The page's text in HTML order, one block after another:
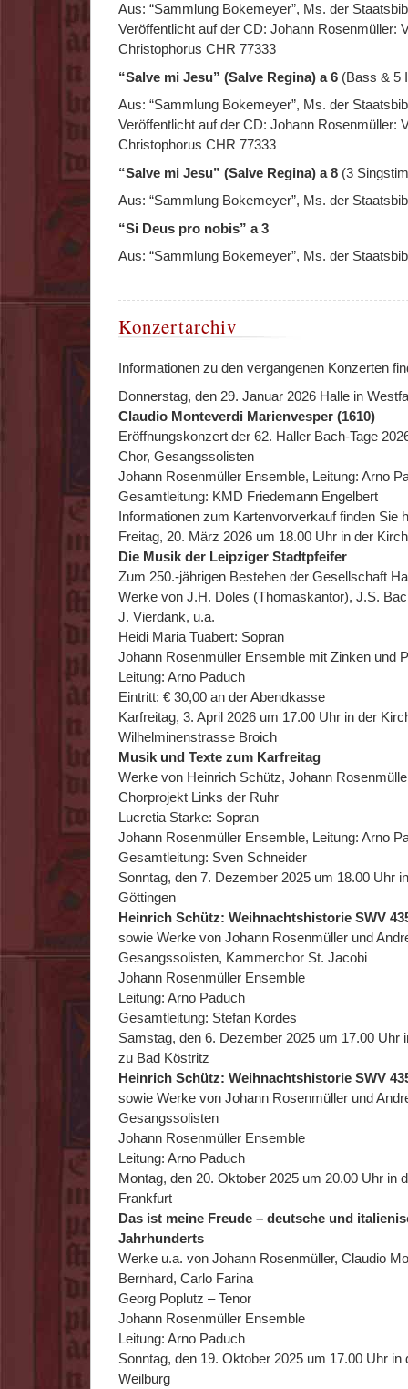
Aus: “Sammlung Bokemeyer”, Ms. der
Veröffentlicht auf der CD: Johann Rosenmüller:
Christophorus CHR 77333
“Salve mi Jesu” (Salve Regina) a 6 (Bass & 5
Aus: “Sammlung Bokemeyer”, Ms. der
Veröffentlicht auf der CD: Johann Rosenmüller:
Christophorus CHR 77333
“Salve mi Jesu” (Salve Regina) a 8 (3
Aus: “Sammlung Bokemeyer”, Ms. der
“Si Deus pro nobis” a 3
Aus: “Sammlung Bokemeyer”, Ms. der
Konzertarchiv
Informationen zu den vergangenen Konzerten
Donnerstag, den 29. Januar 2026 Halle in
Claudio Monteverdi Marienvesper (1610)
Eröffnungskonzert der 62. Haller Bach-Tage
Chor, Gesangssolisten
Johann Rosenmüller Ensemble, Leitung: Arno
Gesamtleitung: KMD Friedemann Engelbert
Informationen zum Kartenvorverkauf finden Sie
Freitag, 20. März 2026 um 18.00 Uhr in der
Die Musik der Leipziger Stadtpfeifer
Zum 250.-jährigen Bestehen der Gesellschaft
Werke von J.H. Doles (Thomaskantor), J.S.
J. Vierdank, u.a.
Heidi Maria Tuabert: Sopran
Johann Rosenmüller Ensemble mit Zinken und
Leitung: Arno Paduch
Eintritt: € 30,00 an der Abendkasse
Karfreitag, 3. April 2026 um 17.00 Uhr in der
Wilhelminenstrasse Broich
Musik und Texte zum Karfreitag
Werke von Heinrich Schütz, Johann
Chorprojekt Links der Ruhr
Lucretia Starke: Sopran
Johann Rosenmüller Ensemble, Leitung: Arno
Gesamtleitung: Sven Schneider
Sonntag, den 7. Dezember 2025 um 18.00 Uhr
Göttingen
Heinrich Schütz: Weihnachtshistorie SWV
sowie Werke von Johann Rosenmüller und
Gesangssolisten, Kammerchor St. Jacobi
Johann Rosenmüller Ensemble
Leitung: Arno Paduch
Gesamtleitung: Stefan Kordes
Samstag, den 6. Dezember 2025 um 17.00 Uhr
zu Bad Köstritz
Heinrich Schütz: Weihnachtshistorie SWV
sowie Werke von Johann Rosenmüller und
Gesangssolisten
Johann Rosenmüller Ensemble
Leitung: Arno Paduch
Montag, den 20. Oktober 2025 um 20.00 Uhr in
Frankfurt
Das ist meine Freude – deutsche und
Jahrhunderts
Werke u.a. von Johann Rosenmüller, Claudio
Bernhard, Carlo Farina
Georg Poplutz – Tenor
Johann Rosenmüller Ensemble
Leitung: Arno Paduch
Sonntag, den 19. Oktober 2025 um 17.00 Uhr
Weilburg